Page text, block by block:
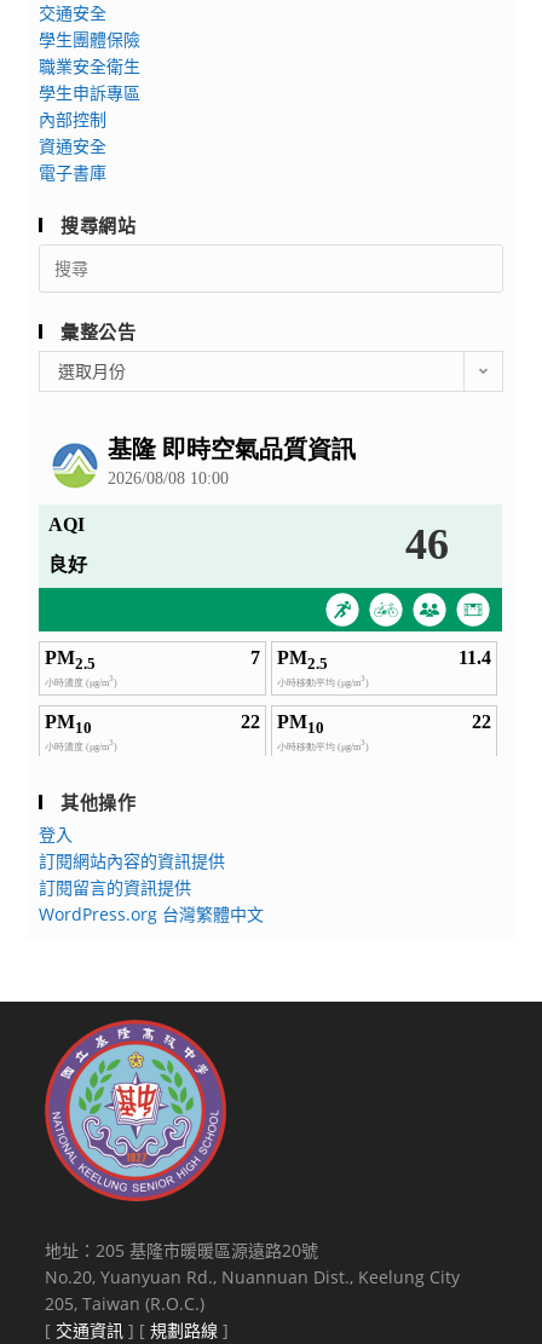
交通安全
學生團體保險
職業安全衛生
學生申訴專區
內部控制
資通安全
電子書庫
搜尋網站
Search
for:
彙整公告
整
選取月份
其他操作
登入
訂閱網站內容的資訊提供
訂閱留言的資訊提供
WordPress.org 台灣繁體中文
地址：205 基隆市暖暖區源遠路20號
No.20, Yuanyuan Rd., Nuannuan Dist., Keelung City
205, Taiwan (R.O.C.)
[ 交通資訊 ] [規劃路線 ]